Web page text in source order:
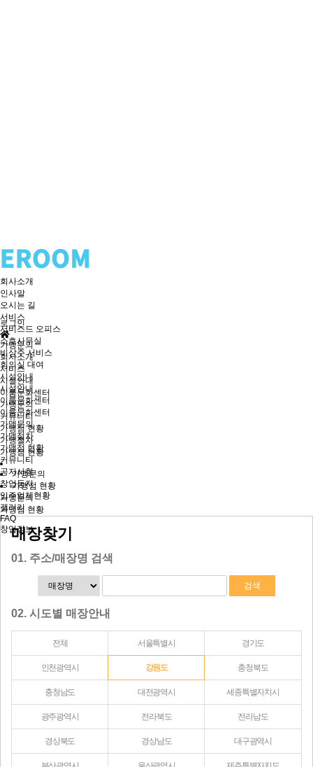
회사소개
인사말
오시는 길
서비스
서비스드 오피스
소호사무실
비상주 서비스
회의실 대여
시설안내
시설안내
이룸문화센터
이룸문화센터
가맹문의
가맹절차
가맹점 현황
커뮤니티
공지사항
창업둥지
입주업체현황
갤러리
FAQ
창업정보
로그인
가맹문의
회사소개
서비스
시설안내
이룸문화센터
가맹문의
커뮤니티
가맹점 현황
가맹절차
가맹점 현황
가맹문의
가맹점 현황
가맹문의
가맹점 현황
매장찾기
01. 주소/매장명 검색
02. 시도별 매장안내
전체 서울특별시 경기도
인천광역시 강원도 충청북도
충청남도 대전광역시 세종특별자치시
광주광역시 전라북도 전라남도
경상북도 경상남도 대구광역시